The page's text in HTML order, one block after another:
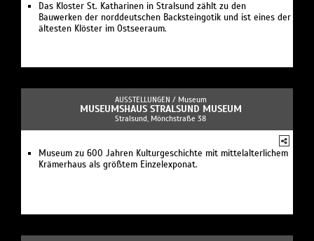
Das Kloster St. Katharinen in Stralsund zählt zu den
Bauwerken der norddeutschen Backsteingotik und ist eines der
ältesten Klöster im Ostseeraum.
AUSSTELLUNGEN / Museum
MUSEUMSHAUS STRALSUND MUSEUM
Stralsund, Mönchstraße 38
Museum zu 600 Jahren Kulturgeschichte mit mittelalterlichem
Krämerhaus als größtem Einzelexponat.